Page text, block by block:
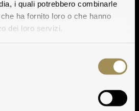
i quali potrebbero combinarle
ha fornito loro o che hanno
dei loro servizi.